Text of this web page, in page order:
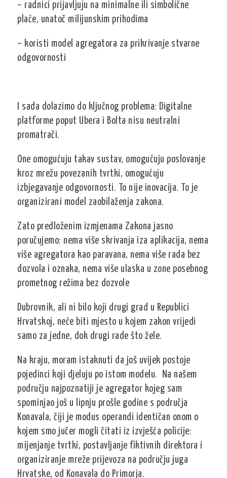
– radnici prijavljuju na minimalne ili simbolične
plaće, unatoč milijunskim prihodima
– koristi model agregatora za prikrivanje stvarne
odgovornosti
I sada dolazimo do ključnog problema: Digitalne
platforme poput Ubera i Bolta nisu neutralni
promatrači.
One omogućuju takav sustav, omogućuju poslovanje
kroz mrežu povezanih tvrtki, omogućuju
izbjegavanje odgovornosti. To nije inovacija. To je
organizirani model zaobilaženja zakona.
Zato predloženim izmjenama Zakona jasno
poručujemo: nema više skrivanja iza aplikacija, nema
više agregatora kao paravana, nema više rada bez
dozvola i oznaka, nema više ulaska u zone posebnog
prometnog režima bez dozvole
Dubrovnik, ali ni bilo koji drugi grad u Republici
Hrvatskoj, neće biti mjesto u kojem zakon vrijedi
samo za jedne, dok drugi rade što žele.
Na kraju, moram istaknuti da još uvijek postoje
pojedinci koji djeluju po istom modelu. Na našem
području najpoznatiji je agregator kojeg sam
spominjao još u lipnju prošle godine s područja
Konavala, čiji je modus operandi identičan onom o
kojem smo jučer mogli čitati iz izvješća policije:
mijenjanje tvrtki, postavljanje fiktivnih direktora i
organiziranje mreže prijevoza na području juga
Hrvatske, od Konavala do Primorja.